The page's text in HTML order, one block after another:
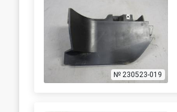
№ 230523-019